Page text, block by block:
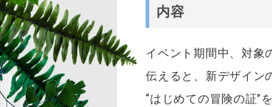
内容
イベント期間中、対象
伝えると、新デザイン
“はじめての冒険の証”